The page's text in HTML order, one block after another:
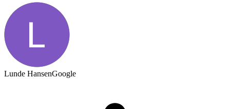
Lunde HansenGoogle